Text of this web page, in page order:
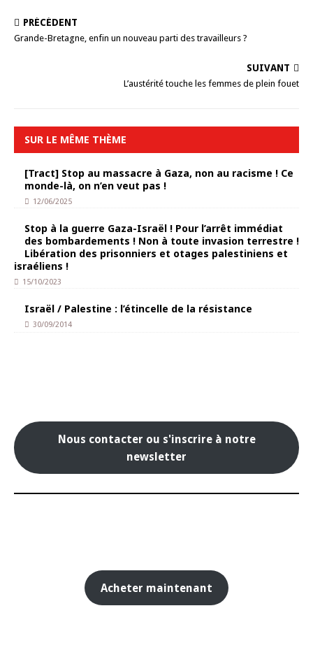
PRÉCÉDENT
Grande-Bretagne, enfin un nouveau parti des travailleurs ?
SUIVANT
L’austérité touche les femmes de plein fouet
SUR LE MÊME THÈME
[Tract] Stop au massacre à Gaza, non au racisme ! Ce
monde-là, on n’en veut pas !
12/06/2025
Stop à la guerre Gaza-Israël ! Pour l’arrêt immédiat
des bombardements ! Non à toute invasion terrestre !
Libération des prisonniers et otages palestiniens et
israéliens !
15/10/2023
Israël / Palestine : l’étincelle de la résistance
30/09/2014
Nous contacter ou s'inscrire à notre
newsletter
Acheter maintenant